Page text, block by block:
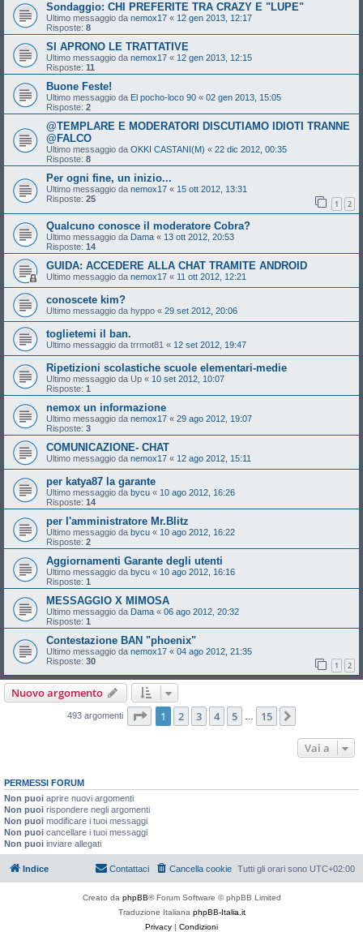
Sondaggio: CHI PREFERITE TRA CRAZY E "LUPE"
Ultimo messaggio da nemox17 « 12 gen 2013, 12:17
Risposte: 8
SI APRONO LE TRATTATIVE
Ultimo messaggio da nemox17 « 12 gen 2013, 12:15
Risposte: 11
Buone Feste!
Ultimo messaggio da El pocho-loco 90 « 02 gen 2013, 15:05
Risposte: 2
@TEMPLARE E MODERATORI DISCUTIAMO IDIOTI TRANNE
@FALCO
Ultimo messaggio da OKKI CASTANI(M) « 22 dic 2012, 00:35
Risposte: 8
Per ogni fine, un inizio...
Ultimo messaggio da nemox17 « 15 ott 2012, 13:31
Risposte: 25 1 2
Qualcuno conosce il moderatore Cobra?
Ultimo messaggio da Dama « 13 ott 2012, 20:53
Risposte: 14
GUIDA: ACCEDERE ALLA CHAT TRAMITE ANDROID
Ultimo messaggio da nemox17 « 11 ott 2012, 12:21
conoscete kim?
Ultimo messaggio da hyppo « 29 set 2012, 20:06
toglietemi il ban.
Ultimo messaggio da trrmot81 « 12 set 2012, 19:47
Ripetizioni scolastiche scuole elementari-medie
Ultimo messaggio da Up « 10 set 2012, 10:07
Risposte: 1
nemox un informazione
Ultimo messaggio da nemox17 « 29 ago 2012, 19:07
Risposte: 3
COMUNICAZIONE- CHAT
Ultimo messaggio da nemox17 « 12 ago 2012, 15:11
per katya87 la garante
Ultimo messaggio da bycu « 10 ago 2012, 16:26
Risposte: 14
per l'amministratore Mr.Blitz
Ultimo messaggio da bycu « 10 ago 2012, 16:22
Risposte: 2
Aggiornamenti Garante degli utenti
Ultimo messaggio da bycu « 10 ago 2012, 16:16
Risposte: 1
MESSAGGIO X MIMOSA
Ultimo messaggio da Dama « 06 ago 2012, 20:32
Risposte: 1
Contestazione BAN "phoenix"
Ultimo messaggio da nemox17 « 04 ago 2012, 21:35
Risposte: 30 1 2
Nuovo argomento
493 argomenti Pagina di 15
1 2 3 4 5 15
Vai a
PERMESSI FORUM
Non puoi aprire nuovi argomenti
Non puoi rispondere negli argomenti
Non puoi modificare i tuoi messaggi
Non puoi cancellare i tuoi messaggi
Non puoi inviare allegati
Indice Tutti gli orari sono UTC+02:00
Cancella cookie
Contattaci
Creato da phpBB® Forum Software © phpBB Limited
Traduzione Italiana phpBB-Italia.it
Privacy | Condizioni